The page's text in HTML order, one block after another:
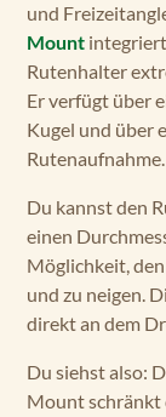
und
Mount
Rutenhalter
Er verfügt über
Kugel und über
Rutenaufnahme.
Du kannst den
einen
Möglichkeit,
und zu neigen.
direkt an dem
Du siehst also:
Mount schränkt